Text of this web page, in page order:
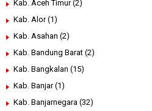
Kab. Aceh Timur (2)
Kab. Alor (1)
Kab. Asahan (2)
Kab. Bandung Barat (2)
Kab. Bangkalan (15)
Kab. Banjar (1)
Kab. Banjarnegara (32)